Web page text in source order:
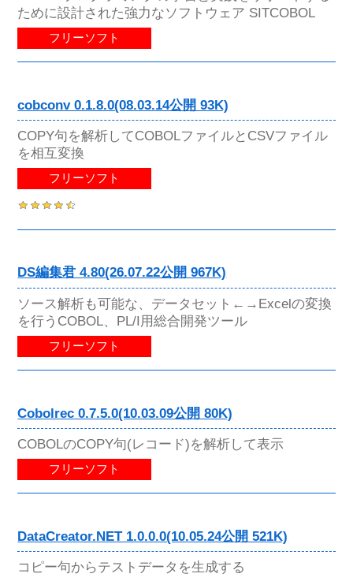
ために設計された強力なソフトウェア SITCOBOL
フリーソフト
cobconv 0.1.8.0(08.03.14公開 93K)
COPY句を解析してCOBOLファイルとCSVファイル
を相互変換
フリーソフト
DS編集君 4.80(26.07.22公開 967K)
ソース解析も可能な、データセット←→Excelの変換
を行うCOBOL、PL/I用総合開発ツール
フリーソフト
Cobolrec 0.7.5.0(10.03.09公開 80K)
COBOLのCOPY句(レコード)を解析して表示
フリーソフト
DataCreator.NET 1.0.0.0(10.05.24公開 521K)
コピー句からテストデータを生成する